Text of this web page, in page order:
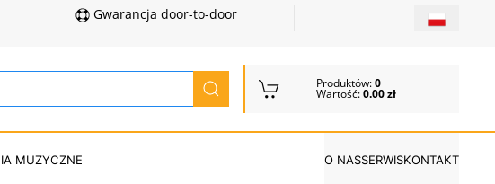
Gwarancja door-to-door
Produktów:0
Wartość:0.00 zł
MUZYCZNE O NASSERWISKONTAKT